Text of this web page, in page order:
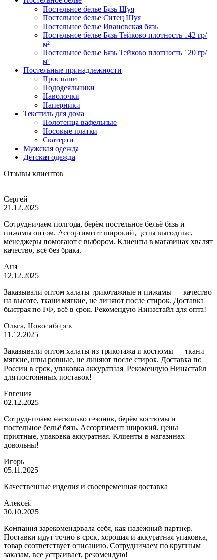
Постельное белье Бязь Шуя
Постельное белье Ситец Шуя
Постельное белье Ивановская бязь
Постельное белье Бязь Тейково плотность 142 гр/
м²
Постельное белье Бязь Тейково плотность 120 гр/
м²
Постельные принадлежности
Простыни
Пододеяльники
Наволочки
Наперники
Текстиль для дома
Полотенца вафельные
Носовые платки
Скатерти
Мужская одежда
Детская одежда
Отзывы клиентов
Сергей
21.12.2025
Сотрудничаем полгода, берём постельное бельё бязь и
пижамы оптом. Ассортимент широкий, цены выгодные,
менеджеры помогают с выбором. Клиенты в магазинах хвалят
качество, всё без брака.
Аня
12.12.2025
Заказывали оптом халаты трикотажные и пижамы — качество
на высоте, ткани мягкие, не линяют после стирок. Доставка
быстрая по РФ, всё в срок. Рекомендую Нинастайл для опта!
Ольга, Новосибирск
11.12.2025
Заказывали оптом халаты из трикотажа и костюмы — ткани
мягкие, швы ровные, не линяют после стирок. Доставка по
России в срок, упаковка аккуратная. Рекомендую Нинастайл
для постоянных поставок!
Евгения
02.12.2025
Сотрудничаем несколько сезонов, берём костюмы и
постельное бельё бязь. Ассортимент широкий, цены
приятные, упаковка аккуратная. Клиенты в магазинах
довольны!
Игорь
05.11.2025
Качественные изделия и своевременная доставка
Алексей
30.10.2025
Компания зарекомендовала себя, как надежный партнер.
Поставки идут точно в срок, хорошая и аккуратная упаковка,
товар соответствует описанию. Сотрудничаем по крупным
заказам, все устраивает, рекомендую!